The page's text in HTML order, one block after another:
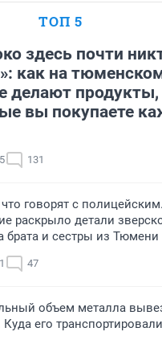
ТОП 5
здесь почти
как на
делают продукты,
вы покупаете
131
говорят с
раскрыло детали
брата и сестры из Тюмени
47
объем металла
его